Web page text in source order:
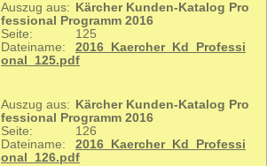
Auszug aus:
Kärcher Kunden-Katalog Pro
fessional Programm 2016
Seite:
125
Dateiname:
2016_Kaercher_Kd_Professi
onal_125.pdf
Auszug aus:
Kärcher Kunden-Katalog Pro
fessional Programm 2016
Seite:
126
Dateiname:
2016_Kaercher_Kd_Professi
onal_126.pdf